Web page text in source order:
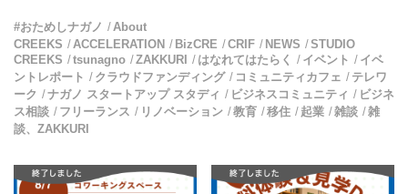
#おためしナガノ
About
CREEKS
ACCELERATION BizCRE CRIF NEWS
STUDIO
CREEKS
tsunagno ZAKKURI はなれてはたらく イベント
イベ
ントレポート
クラウドファンディング コミュニティカフェ
テレワ
ーク
ナガノ スタートアップ スタディ ビジネスコミュニティ
ビジネ
ス相談
フリーランス リノベーション 教育 移住 起業 雑談
雑
談、ZAKKURI